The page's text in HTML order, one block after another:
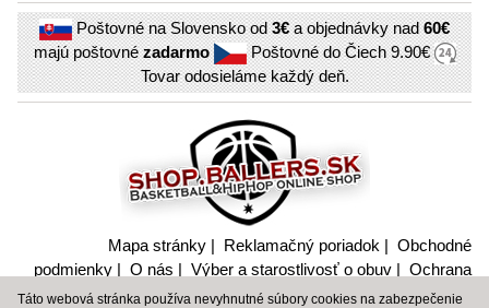
Poštovné na Slovensko od3€a objednávky nad60€
majú poštovnézadarmo Poštovné do Čiech9.90€
Tovar odosieláme každý deň.
Mapa stránky | Reklamačný poriadok | Obchodné
podmienky | O nás | Výber a starostlivosť o obuv | Ochrana
súkromia a nakladanie s citlivými údajmi
Táto webová stránka používa nevyhnutné súbory cookies na zabezpečenie